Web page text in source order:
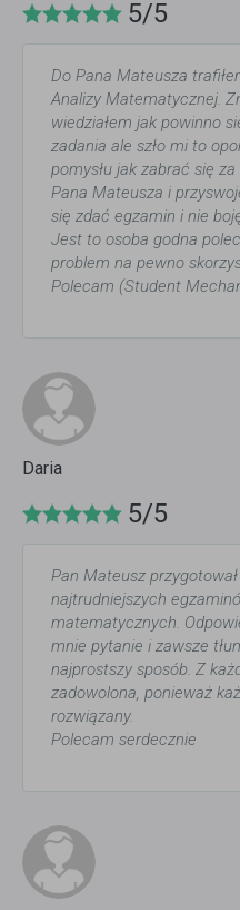
5/5
Do Pana Mateusza
Analizy Matematycznej.
wiedziałem jak powinno
zadania ale szło mi to
pomysłu jak zabrać się
Pana Mateusza i
się zdać egzamin i nie
Jest to osoba godna
problem na pewno
Polecam (Student
Daria
5/5
Pan Mateusz
najtrudniejszych
matematycznych.
mnie pytanie i zawsze
najprostszy sposób. Z
zadowolona, ponieważ
rozwiązany.
Polecam serdecznie